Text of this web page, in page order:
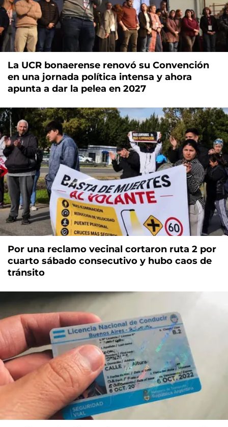
La UCR bonaerense renovó su Convención
en una jornada política intensa y ahora
apunta a dar la pelea en 2027
Por una reclamo vecinal cortaron ruta 2 por
cuarto sábado consecutivo y hubo caos de
tránsito